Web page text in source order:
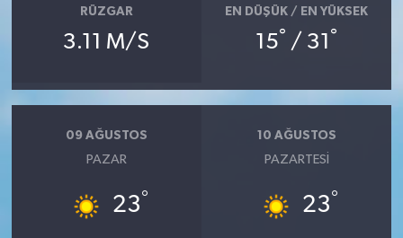
RÜZGAR
3.11 M/S
EN DÜŞÜK / EN YÜKSEK
15° / 31 °
09 AĞUSTOS
PAZAR
23°
10 AĞUSTOS
PAZARTESI
23°